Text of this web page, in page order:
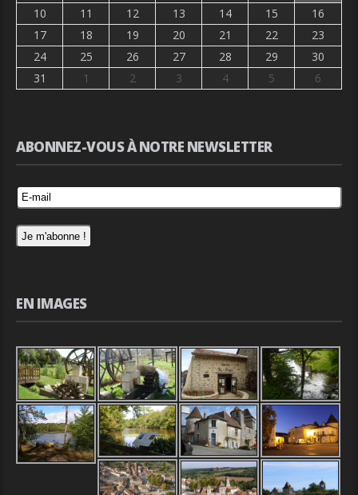
10
11 12 13 14 15
16
17
18 19 20 21 22
23
24
25 26 27 28 29
30
31
1 2 3 4 5 6
ABONNEZ-VOUS À NOTRE NEWSLETTER
EN IMAGES